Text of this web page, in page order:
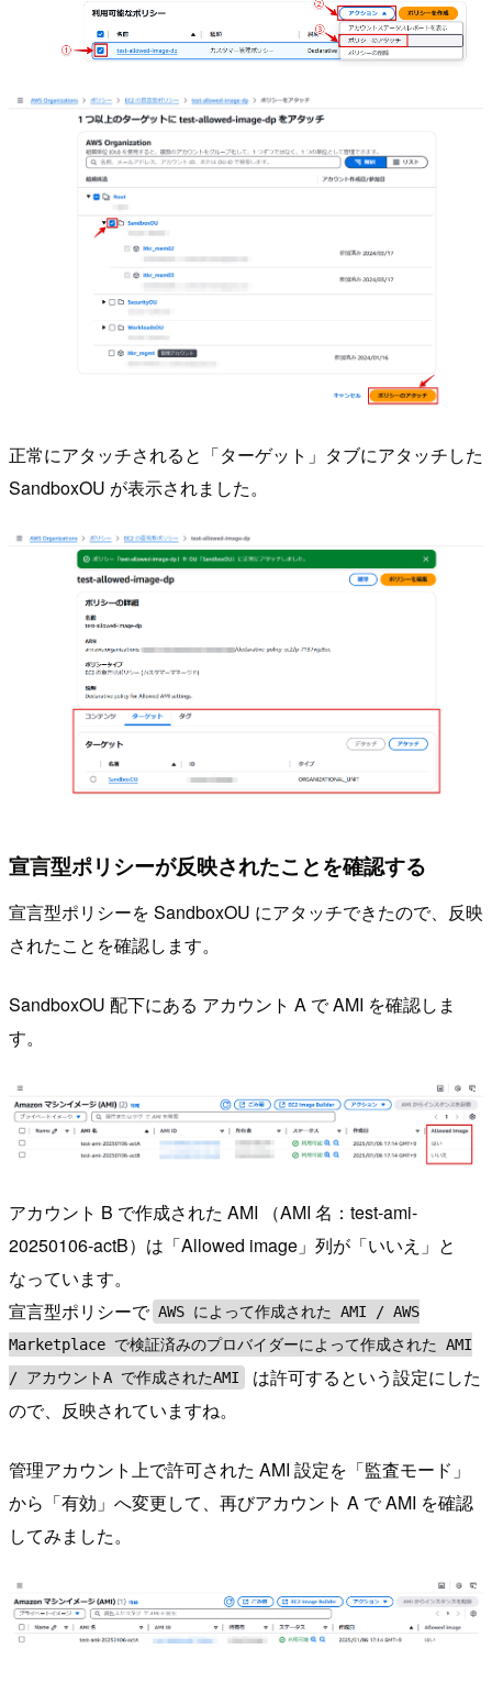
正常にアタッチされると「ターゲット」タブにアタッチした
SandboxOU が表示されました。
宣言型ポリシーが反映されたことを確認する
宣言型ポリシーを SandboxOU にアタッチできたので、反映
されたことを確認します。
SandboxOU 配下にある アカウント A で AMI を確認しま
す。
アカウント B で作成された AMI （AMI 名：test-ami-
20250106-actB）は「Allowed image」列が「いいえ」と
なっています。
宣言型ポリシーで AWS によって作成された AMI / AWS
Marketplace で検証済みのプロバイダーによって作成された AMI
/ アカウントA で作成されたAMI
は許可するという設定にした
ので、反映されていますね。
管理アカウント上で許可された AMI 設定を「監査モード」
から「有効」へ変更して、再びアカウント A で AMI を確認
してみました。